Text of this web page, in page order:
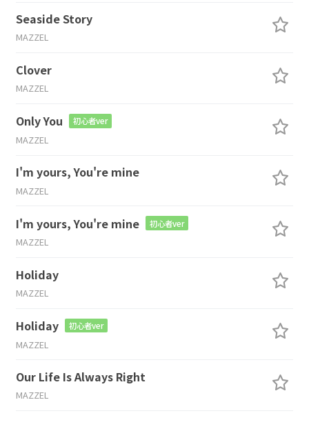
Seaside Story
MAZZEL
Clover
MAZZEL
Only You 初心者ver
MAZZEL
I'm yours, You're mine
MAZZEL
I'm yours, You're mine 初心者ver
MAZZEL
Holiday
MAZZEL
Holiday 初心者ver
MAZZEL
Our Life Is Always Right
MAZZEL